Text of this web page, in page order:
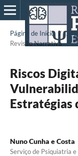
Página de Início /
Revisão Narrativa
Riscos
Estratégias
Nuno Cunha e Costa
Serviço de Psiquiatria